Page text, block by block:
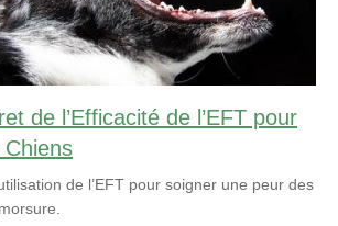
de l’Efficacité de l’EFT pour
de l’EFT pour soigner une peur des